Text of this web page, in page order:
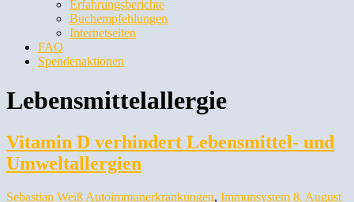
Erfahrungsberichte
Buchempfehlungen
Internetseiten
FAQ
Spendenaktionen
Lebensmittelallergie
Vitamin D verhindert Lebensmittel- und
Umweltallergien
Sebastian Weiß Autoimmunerkrankungen, Immunsystem 8. August